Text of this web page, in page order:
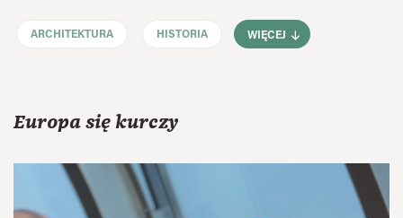
ARCHITEKTURA HISTORIA WIĘCEJ
Europa się kurczy